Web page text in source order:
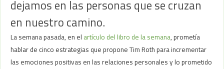
dejamos en las personas que se cruzan
en nuestro camino.
La semana pasada, en el artículo del libro de la semana, prometía
hablar de cinco estrategias que propone Tim Roth para incrementar
las emociones positivas en las relaciones personales y lo prometido